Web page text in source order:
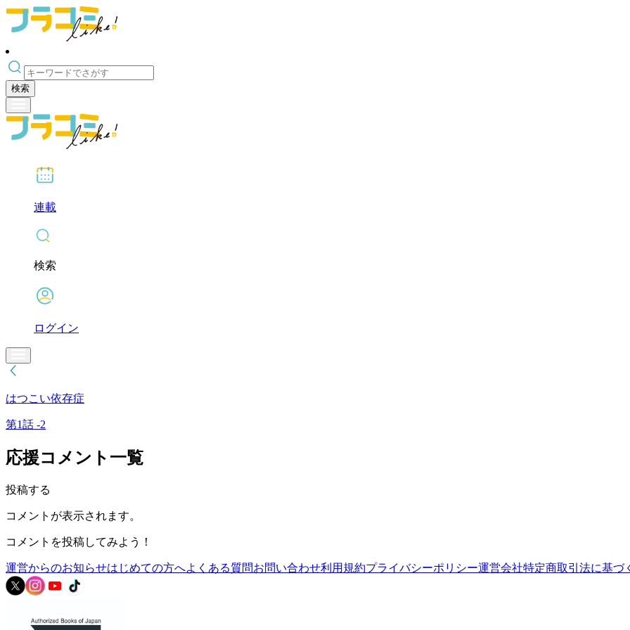
検索
連載
検索
ログイン
はつこい依存症
第1話 -2
応援コメント一覧
投稿する
コメントが表示されます。
コメントを投稿してみよう！
運営からのお知らせはじめての方へよくある質問お問い合わせ利用規約プライバシーポリシー運営会社特定商取引法に基づ